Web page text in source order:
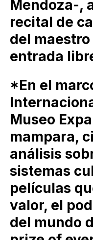
Mendoza-,
recital de
del
entrada
*En el
Museo
mampara,
análisis
sistemas
películas
valor, el
del mundo